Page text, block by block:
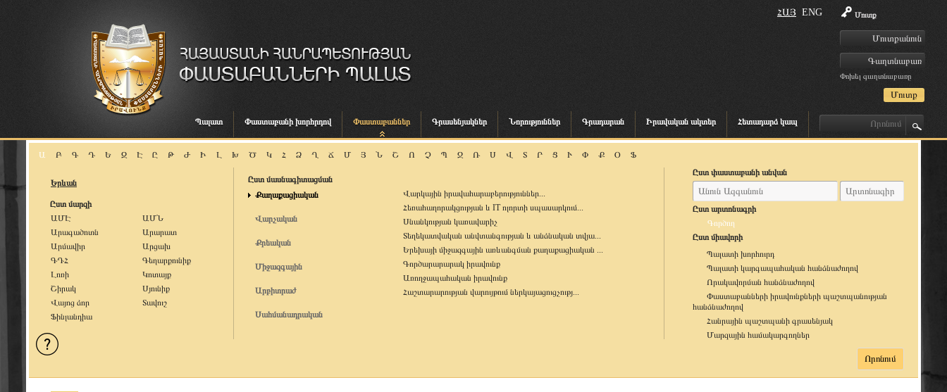
Մուտք
Փոխել գաղտնաբառը
ՀԱՅ ENG
Պալատ Փաստաբանի խորհրդով Փաստաբաններ Գրասենյակներ Նորություններ Գրադարան Իրավական ակտեր Հետադարձ կապ
Ա Բ Գ Դ Ե Զ Է Ը Թ Ժ Ի Լ Խ Ծ Կ Հ Ձ Ղ Ճ Մ Յ Ն Շ Ո Չ Պ Ջ Ռ Ս Վ Տ Ր Ց Ւ Փ Ք Օ Ֆ
Երևան
Ըստ մարզի
ԱՄԷ
ԱՄՆ
Արագածոտն
Արարատ
Արմավիր
Արցախ
ԳԴՀ
Գեղարքունիք
Լոռի
Կոտայք
Շիրակ
Սյունիք
Վայոց ձոր
Տավուշ
Ֆինլանդիա
Ըստ մասնագիտացման
Քաղաքացիական
Վարչական
Քրեական
Միջազգային
Արբիտրաժ
Սահմանադրական
Վարկային իրավահարաբերություններ...
Հեռահաղորակցության և IT ոլորտի սպասարկում...
Սնանկության կառավարիչ
Տեղեկատվական անվտանգության և անձնական տվյա...
Երեխայի միջազգային առևանգման քաղաքացիական ...
Գործարարարակ իրավունք
Առողջապահական իրավունք
Հաշտարարության վարույթում ներկայացուցչությ...
Հետաքննություն և Օրենսդրությանը համապատասխ...
Ըստ փաստաբանի անվան
Ըստ արտոնագրի
Գործող
Ըստ միավորի
Պալատի խորհուրդ
Պալատի կարգապահական հանձնաժողով
Որակավորման հանձնաժողով
Փաստաբանների իրավունքների պաշտպանության
հանձնաժողով
Հանրային պաշտպանի գրասենյակ
Մարզային համակարգողներ